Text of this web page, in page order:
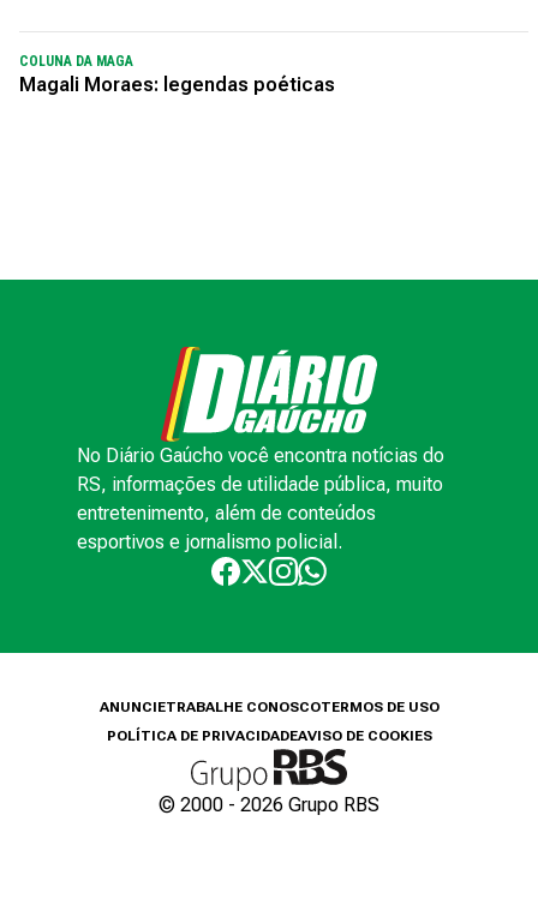
COLUNA DA MAGA
Magali Moraes: legendas poéticas
No Diário Gaúcho você encontra notícias do
RS, informações de utilidade pública, muito
entretenimento, além de conteúdos
esportivos e jornalismo policial.
ANUNCIETRABALHE CONOSCOTERMOS DE USO
POLÍTICA DE PRIVACIDADEAVISO DE COOKIES
© 2000 - 2026 Grupo RBS